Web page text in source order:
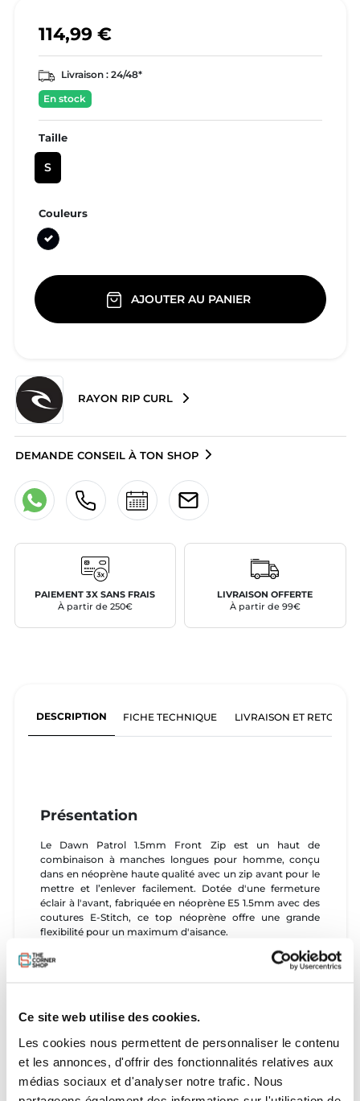
Ce site web utilise des cookies.
Les cookies nous permettent de personnaliser le contenu
et les annonces, d'offrir des fonctionnalités relatives aux
médias sociaux et d'analyser notre trafic. Nous
114,99 €
Livraison : 24/48*
En stock
Taille
S
Couleurs
Noir
AJOUTER AU PANIER
RAYON RIP CURL
DEMANDE CONSEIL À TON SHOP
PAIEMENT 3X SANS FRAIS
À partir de 250€
LIVRAISON OFFERTE
À partir de 99€
DESCRIPTION FICHE TECHNIQUE LIVRAISON ET RETOURS
Présentation
Le Dawn Patrol 1.5mm Front Zip est un haut de
combinaison à manches longues pour homme, conçu
dans en néoprène haute qualité avec un zip avant pour le
mettre et l’enlever facilement. Dotée d'une fermeture
éclair à l'avant, fabriquée en néoprène E5 1.5mm avec des
coutures E-Stitch, ce top néoprène offre une grande
flexibilité pour un maximum d'aisance.
- Logo imprimé
- 1.5 mm
- Coutures E-Stitch
- Composition : 80 % Néoprène 20 % Polyamide